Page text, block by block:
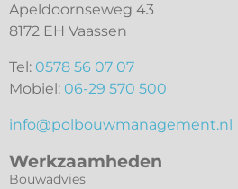
Apeldoornseweg 43
8172 EH Vaassen
Tel: 0578 56 07 07
Mobiel: 06-29 570 500
info@polbouwmanagement.nl
Werkzaamheden
Bouwadvies